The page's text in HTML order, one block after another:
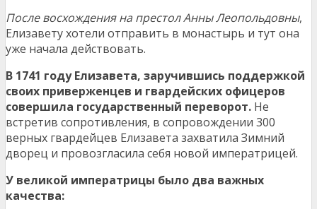
После восхождения на престол Анны Леопольдовны,
Елизавету хотели отправить в монастырь и тут она
уже начала действовать.
В 1741 году Елизавета, заручившись поддержкой
своих приверженцев и гвардейских офицеров
совершила государственный переворот. Не
встретив сопротивления, в сопровождении 300
верных гвардейцев Елизавета захватила Зимний
дворец и провозгласила себя новой императрицей.
У великой императрицы было два важных
качества: